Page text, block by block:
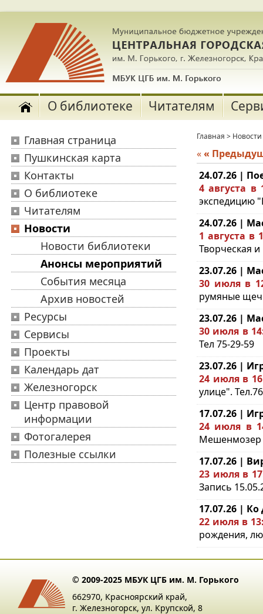
О библиотеке Читателям
Главная страница
Пушкинская карта
Контакты
О библиотеке
Читателям
Новости
Новости библиотеки
Анонсы мероприятий
События месяца
Архив новостей
Ресурсы
Сервисы
Проекты
Календарь дат
Железногорск
Центр правовой
информации
Фотогалерея
Полезные ссылки
Главная > Новости
««
24.07.26 |
4 августа в
экспедицию
24.07.26 |
1 августа в
Творческая
23.07.26 |
30 июля в
румяные
23.07.26 |
30 июля в
Тел 75-29-59
23.07.26 |
24 июля в
улице".
17.07.26 |
24 июля в
Мешенмозер
17.07.26 |
23 июля в
Запись
17.07.26 |
22 июля в
рождения,
© 2009-2025 МБУК ЦГБ им. М. Горького
662970, Красноярский край,
г. Железногорск, ул. Крупской, 8